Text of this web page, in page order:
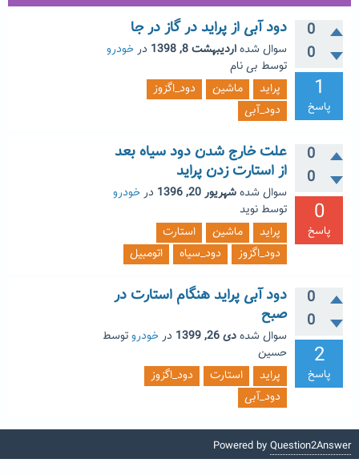
0
0
1
پاسخ
دود آبی از پراید در گاز در جا
سوال شدهاردیبهشت 8, 1398 درخودرو
توسط بی نام
پراید
ماشین
دود_اگزوز
دود_آبی
0
0
0
پاسخ
علت خارج شدن دود سیاه بعد
از استارت زدن پراید
سوال شدهشهریور 20, 1396 درخودرو
توسط نوید
پراید
ماشین
استارت
دود_اگزوز
دود_سیاه اتومبیل
0
0
2
پاسخ
دود آبی پراید هنگام استارت در
صبح
سوال شدهدی 26, 1399 درخودروتوسط
حسین
پراید
استارت
دود_اگزوز
دود_آبی
Powered by Question2Answer